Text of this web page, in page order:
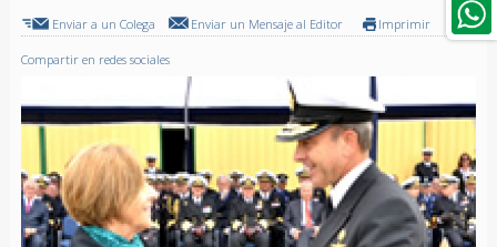
Enviar a un Colega Enviar un Mensaje al Editor Imprimir
Compartir en redes sociales